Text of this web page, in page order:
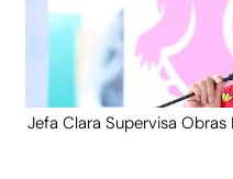
Jefa Clara Supervisa Obras